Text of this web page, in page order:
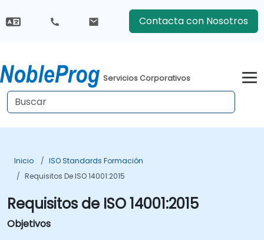
Contacta con Nosotros
Servicios Corporativos
Inicio
ISO Standards Formación
Requisitos De ISO 14001:2015
Requisitos de ISO 14001:2015
Objetivos